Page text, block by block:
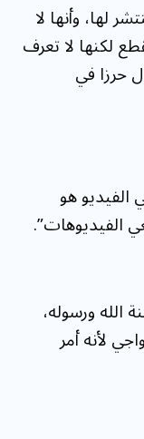
لها، وأنها لا
لكنها لا تعرف
حرزا في
هو
ورسوله،
زواجي لأنه أمر